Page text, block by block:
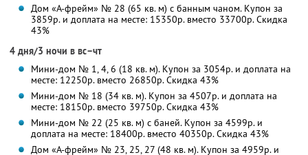
Дом «А-фрейм» № 28 (65 кв. м) с банным чаном. Купон за
3859р. и доплата на месте: 15350р. вместо 33700р. Скидка
43%
4 дня/3 ночи в вс–чт
Мини-дом № 1, 4, 6 (18 кв. м). Купон за 3054р. и доплата на
месте: 12250р. вместо 26850р. Скидка 43%
Мини-дом № 18 (34 кв. м). Купон за 4507р. и доплата на
месте: 18150р. вместо 39750р. Скидка 43%
Мини-дом № 22 (25 кв. м) с баней. Купон за 4599р. и
доплата на месте: 18400р. вместо 40350р. Скидка 43%
Дом «А-фрейм» № 23, 25, 27 (48 кв. м). Купон за 4959р. и